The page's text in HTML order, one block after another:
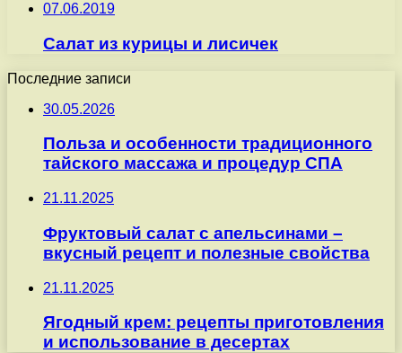
07.06.2019
Салат из курицы и лисичек
Последние записи
30.05.2026
Польза и особенности традиционного
тайского массажа и процедур СПА
21.11.2025
Фруктовый салат с апельсинами –
вкусный рецепт и полезные свойства
21.11.2025
Ягодный крем: рецепты приготовления
и использование в десертах